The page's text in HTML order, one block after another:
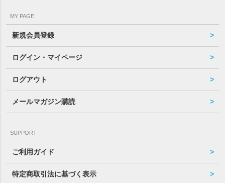
MY PAGE
新規会員登録
ログイン・マイページ
ログアウト
メールマガジン購読
SUPPORT
ご利用ガイド
特定商取引法に基づく表示